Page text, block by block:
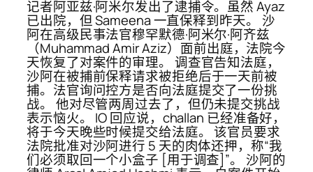
记者阿亚兹·阿米尔发出了逮捕令。虽然 Ayaz
已出院，但 Sameena 一直保释到昨天。 沙
阿在高级民事法官穆罕默德·阿米尔·阿齐兹
（Muhammad Amir Aziz）面前出庭，法院今
天恢复了对案件的审理。 调查官告知法庭，
沙阿在被捕前保释请求被拒绝后于一天前被
捕。法官询问控方是否向法庭提交了一份挑
战。 他对尽管两周过去了，但仍未提交挑战
表示恼火。 IO 回应说，challan 已经准备好，
将于今天晚些时候提交给法庭。 该官员要求
法院批准对沙阿进行 5 天的肉体还押，称“我
们必须取回一个小盒子 [用于调查]”。 沙阿的